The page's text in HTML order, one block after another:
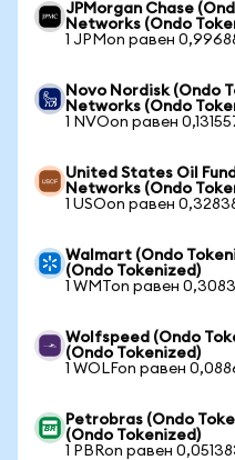
JPMorgan Chase
Networks (Ondo
1 JPMon равен
Novo Nordisk (Ondo
Networks (Ondo
1 NVOon равен
United States Oil
Networks (Ondo
1 USOon равен
Walmart (Ondo
(Ondo Tokenized)
1 WMTon равен
Wolfspeed (Ondo
(Ondo Tokenized)
1 WOLFon равен
Petrobras (Ondo
(Ondo Tokenized)
1 PBRon равен